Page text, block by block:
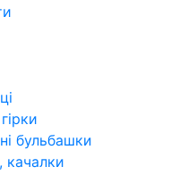
бульбашки
качалки